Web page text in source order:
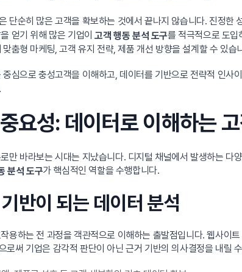
단순히 많은 고객을 확보하는 것에서 끝나지 않습니다. 진정
얻기 위해 많은 기업이고객 행동 분석 도구를 적극적으로 도입
춤형 마케팅, 고객 유지 전략, 제품 개선 방향을 설계할 수 있습
중심으로 충성고객을 이해하고, 데이터를 기반으로 전략적 인사
요성: 데이터로 이해하는
만 바라보는 시대는 지났습니다. 디지털 채널에서 발생하는
분석 도구가 핵심적인 역할을 수행합니다.
반이 되는 데이터 분석
용하는 전 과정을 객관적으로 이해하는 출발점입니다. 웹사
로써 기업은 감각적 판단이 아닌 근거 기반의 의사결정을 내릴